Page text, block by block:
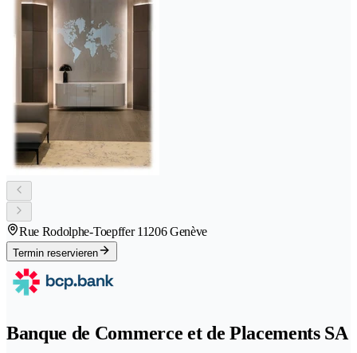
Rue Rodolphe-Toepffer 11206 Genève
Termin reservieren
Banque de Commerce et de Placements SA